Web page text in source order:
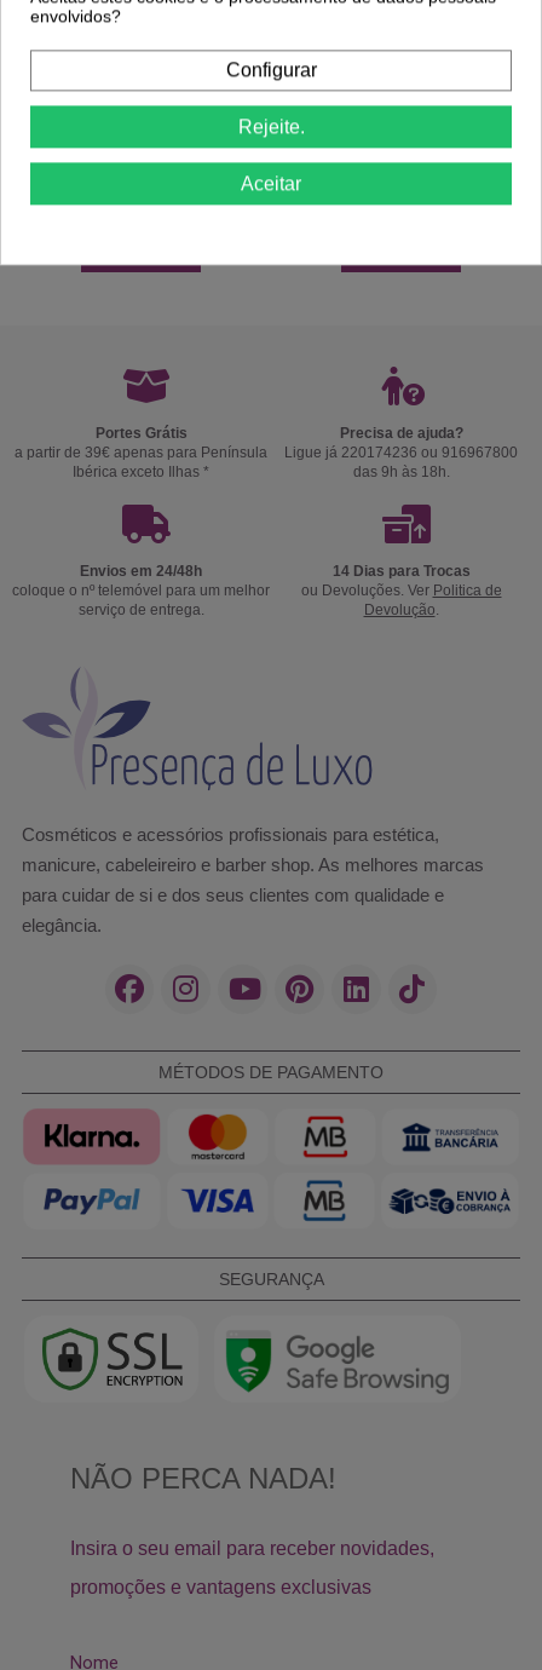
Portes Grátis
a partir de 39€ apenas para Península
Ibérica exceto Ilhas *
Precisa de ajuda?
Ligue já 220174236 ou 916967800
das 9h às 18h.
Envios em 24/48h
coloque o nº telemóvel para um melhor
serviço de entrega.
14 Dias para Trocas
ou Devoluções. Ver Politica de
Devolução.
Cosméticos e acessórios profissionais para estética,
manicure, cabeleireiro e barber shop. As melhores marcas
para cuidar de si e dos seus clientes com qualidade e
elegância.
MÉTODOS DE PAGAMENTO
SEGURANÇA
envolvidos?
Configurar
Rejeite.
Aceitar